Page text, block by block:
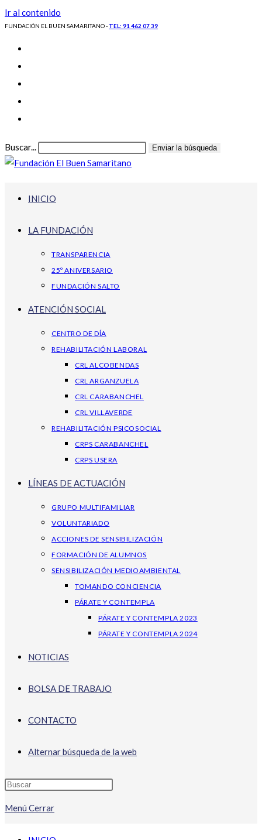
Ir al contenido
FUNDACIÓN EL BUEN SAMARITANO - TEL: 91 462 07 39
Buscar... Enviar la búsqueda
INICIO
LA FUNDACIÓN
TRANSPARENCIA
25º ANIVERSARIO
FUNDACIÓN SALTO
ATENCIÓN SOCIAL
CENTRO DE DÍA
REHABILITACIÓN LABORAL
CRL ALCOBENDAS
CRL ARGANZUELA
CRL CARABANCHEL
CRL VILLAVERDE
REHABILITACIÓN PSICOSOCIAL
CRPS CARABANCHEL
CRPS USERA
LÍNEAS DE ACTUACIÓN
GRUPO MULTIFAMILIAR
VOLUNTARIADO
ACCIONES DE SENSIBILIZACIÓN
FORMACIÓN DE ALUMNOS
SENSIBILIZACIÓN MEDIOAMBIENTAL
TOMANDO CONCIENCIA
PÁRATE Y CONTEMPLA
PÁRATE Y CONTEMPLA 2023
PÁRATE Y CONTEMPLA 2024
NOTICIAS
BOLSA DE TRABAJO
CONTACTO
Alternar búsqueda de la web
Menú Cerrar